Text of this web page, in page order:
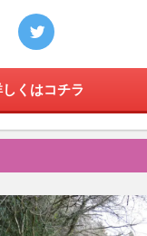
くはコチラ